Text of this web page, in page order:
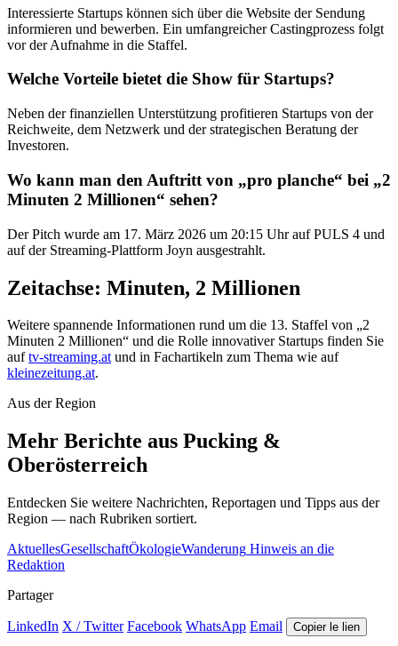
Interessierte Startups können sich über die Website der Sendung
informieren und bewerben. Ein umfangreicher Castingprozess folgt
vor der Aufnahme in die Staffel.
Welche Vorteile bietet die Show für Startups?
Neben der finanziellen Unterstützung profitieren Startups von der
Reichweite, dem Netzwerk und der strategischen Beratung der
Investoren.
Wo kann man den Auftritt von „pro planche“ bei „2
Minuten 2 Millionen“ sehen?
Der Pitch wurde am 17. März 2026 um 20:15 Uhr auf PULS 4 und
auf der Streaming-Plattform Joyn ausgestrahlt.
Zeitachse: Minuten, 2 Millionen
Weitere spannende Informationen rund um die 13. Staffel von „2
Minuten 2 Millionen“ und die Rolle innovativer Startups finden Sie
auftv-streaming.atund in Fachartikeln zum Thema wie auf
kleinezeitung.at.
Aus der Region
Mehr Berichte aus Pucking &
Oberösterreich
Entdecken Sie weitere Nachrichten, Reportagen und Tipps aus der
Region — nach Rubriken sortiert.
AktuellesGesellschaftÖkologieWanderung Hinweis an die
Redaktion
Partager
LinkedIn X / Twitter Facebook WhatsApp Email Copier le lien